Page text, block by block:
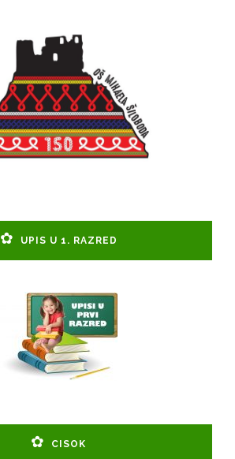
UPIS U 1. RAZRED
CISOK